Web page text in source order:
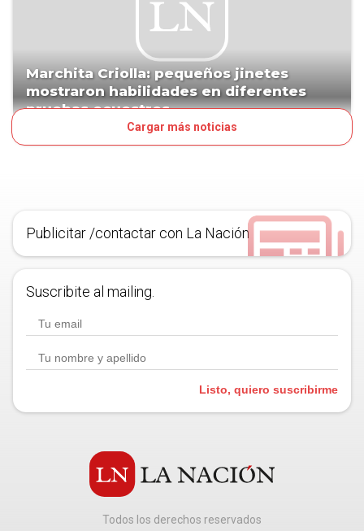
Marchita Criolla: pequeños jinetes
mostraron habilidades en diferentes
pruebas ecuestres
Cargar más noticias
Publicitar /contactar con La Nación
Suscribite al mailing.
Listo, quiero suscribirme
Todos los derechos reservados